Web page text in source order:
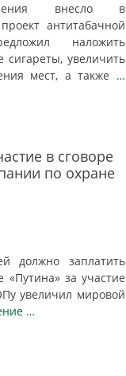
внесло в
антитабачной
наложить
увеличить
мест, а также …
в сговоре
по охране
должно заплатить
«Путина» за участие
увеличил мировой
…